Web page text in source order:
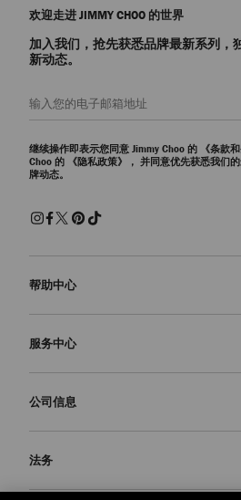
欢迎走进 JIMMY CHOO 的世界
加入我们，抢先获悉品牌最新系列，
新动态。
继续操作即表示您同意 Jimmy Choo 的 《条款
Choo 的 《隐私政策》， 并同意优先获悉我们
牌动态。
帮助中心
常见问题解答
提交退货
送货
服务中心
定制服务
保修服务
公司信息
我们的历史
法务